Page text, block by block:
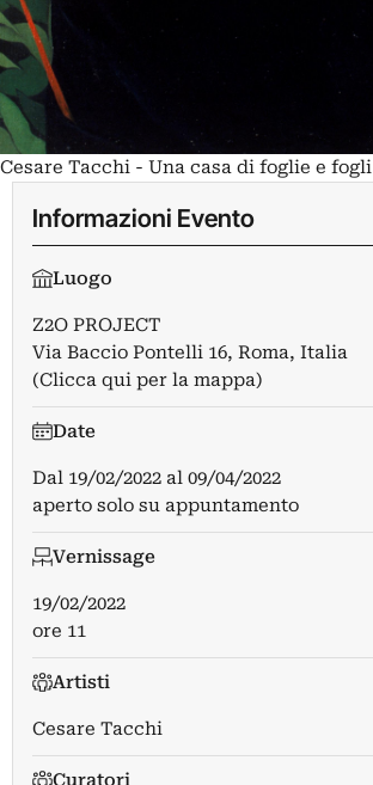
Cesare Tacchi - Una casa di foglie e fogli
Informazioni Evento
Luogo
Z2O PROJECT
Via Baccio Pontelli 16, Roma, Italia
(Clicca qui per la mappa)
Date
Dal 19/02/2022 al 09/04/2022
aperto solo su appuntamento
Vernissage
19/02/2022
ore 11
Artisti
Cesare Tacchi
Curatori